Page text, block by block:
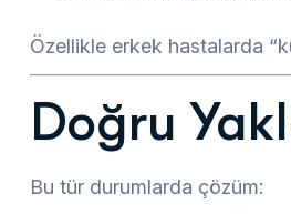
Özellikle erkek hastalarda
Doğru
Bu tür durumlarda çözüm: